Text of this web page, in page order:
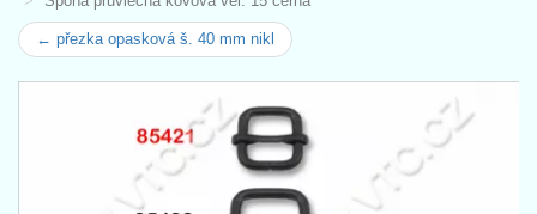
← přezka opasková š. 40 mm nikl